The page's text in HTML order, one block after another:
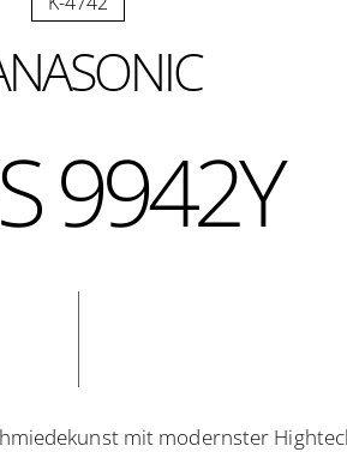
9942Y
mit modernster